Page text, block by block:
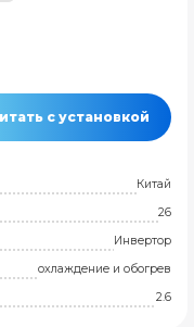
с установкой
Китай
26
Инвертор
охлаждение и обогрев
2.6